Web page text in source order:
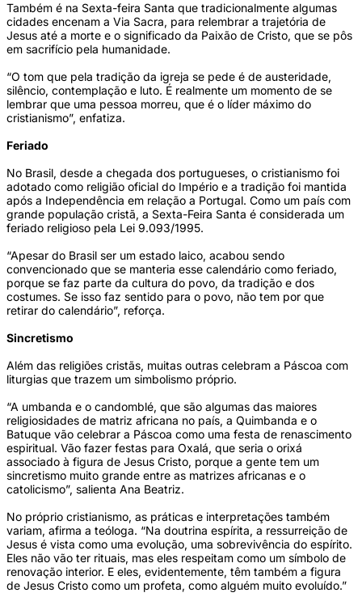
Também é na Sexta-feira Santa que tradicionalmente algumas
cidades encenam a Via Sacra, para relembrar a trajetória de
Jesus até a morte e o significado da Paixão de Cristo, que se pôs
em sacrifício pela humanidade.
“O tom que pela tradição da igreja se pede é de austeridade,
silêncio, contemplação e luto. É realmente um momento de se
lembrar que uma pessoa morreu, que é o líder máximo do
cristianismo”, enfatiza.
Feriado
No Brasil, desde a chegada dos portugueses, o cristianismo foi
adotado como religião oficial do Império e a tradição foi mantida
após a Independência em relação a Portugal. Como um país com
grande população cristã, a Sexta-Feira Santa é considerada um
feriado religioso pela Lei 9.093/1995.
“Apesar do Brasil ser um estado laico, acabou sendo
convencionado que se manteria esse calendário como feriado,
porque se faz parte da cultura do povo, da tradição e dos
costumes. Se isso faz sentido para o povo, não tem por que
retirar do calendário”, reforça.
Sincretismo
Além das religiões cristãs, muitas outras celebram a Páscoa com
liturgias que trazem um simbolismo próprio.
“A umbanda e o candomblé, que são algumas das maiores
religiosidades de matriz africana no país, a Quimbanda e o
Batuque vão celebrar a Páscoa como uma festa de renascimento
espiritual. Vão fazer festas para Oxalá, que seria o orixá
associado à figura de Jesus Cristo, porque a gente tem um
sincretismo muito grande entre as matrizes africanas e o
catolicismo”, salienta Ana Beatriz.
No próprio cristianismo, as práticas e interpretações também
variam, afirma a teóloga. “Na doutrina espírita, a ressurreição de
Jesus é vista como uma evolução, uma sobrevivência do espírito.
Eles não vão ter rituais, mas eles respeitam como um símbolo de
renovação interior. E eles, evidentemente, têm também a figura
de Jesus Cristo como um profeta, como alguém muito evoluído.”